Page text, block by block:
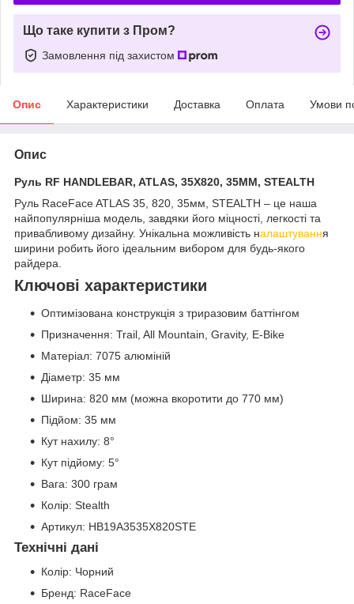
Що таке купити з Пром?
Замовлення під захистом
Опис Характеристики Доставка Оплата Умови
Опис
Руль RF HANDLEBAR, ATLAS, 35X820, 35MM, STEALTH
Руль RaceFace ATLAS 35, 820, 35мм, STEALTH – це наша
найпопулярніша модель, завдяки його міцності, легкості та
привабливому дизайну. Унікальна можливість налаштування
ширини робить його ідеальним вибором для будь-якого
райдера.
Ключові характеристики
Оптимізована конструкція з триразовим баттінгом
Призначення: Trail, All Mountain, Gravity, E-Bike
Матеріал: 7075 алюміній
Діаметр: 35 мм
Ширина: 820 мм (можна вкоротити до 770 мм)
Підйом: 35 мм
Кут нахилу: 8°
Кут підйому: 5°
Вага: 300 грам
Колір: Stealth
Артикул: HB19A3535X820STE
Технічні дані
Колір: Чорний
Бренд: RaceFace